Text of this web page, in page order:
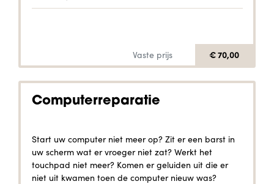
Vaste prijs € 70,00
Computerreparatie
Start uw computer niet meer op? Zit er een barst in
uw scherm wat er vroeger niet zat? Werkt het
touchpad niet meer? Komen er geluiden uit die er
niet uit kwamen toen de computer nieuw was?